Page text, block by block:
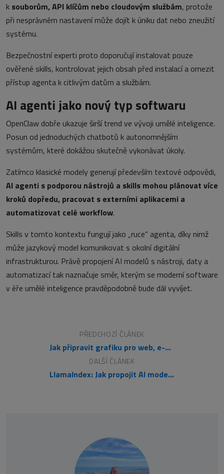
k souborům, API klíčům nebo cloudovým službám, protože
při nesprávném nastavení může dojít k úniku dat nebo zneužití
systému.
Bezpečnostní experti proto doporučují instalovat pouze
ověřené skills, kontrolovat jejich obsah před instalací a omezit
přístup agenta k citlivým datům a službám.
AI agenti jako nový typ softwaru
OpenClaw dobře ukazuje širší trend ve vývoji umělé inteligence.
Posun od jednoduchých chatbotů k autonomnějším
systémům, které dokážou skutečně vykonávat úkoly.
Zatímco klasické modely generují především textové odpovědi,
AI agenti s podporou nástrojů a skills mohou plánovat více
kroků dopředu, pracovat s externími aplikacemi a
automatizovat celé workflow.
Skills v tomto kontextu fungují jako „ruce“ agenta, díky nimž
může jazykový model komunikovat s okolní digitální
infrastrukturou. Právě propojení AI modelů s nástroji, daty a
automatizací tak naznačuje směr, kterým se moderní software
v éře umělé inteligence pravděpodobně bude dál vyvíjet.
PŘEDCHOZÍ ČLÁNEK
Jak připravit grafiku pro web, e-mail i sociální sítě z jednoho zdroje
DALŠÍ ČLÁNEK
LlamaIndex: Jak propojit AI modely s vlastními daty